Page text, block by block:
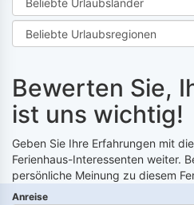
Bewerten Sie,
ist uns wichtig!
Geben Sie Ihre Erfahrungen mit
Ferienhaus-Interessenten weiter.
persönliche Meinung zu diesem
Anreise